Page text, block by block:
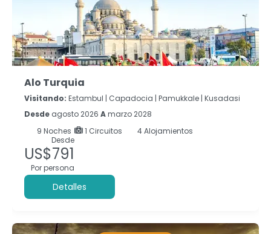
Alo Turquia
Visitando: Estambul | Capadocia | Pamukkale | Kusadasi
Desde agosto 2026 Amarzo 2028
9 Noches 1 Circuitos
4 Alojamientos
Desde
US$791
Por persona
Detalles